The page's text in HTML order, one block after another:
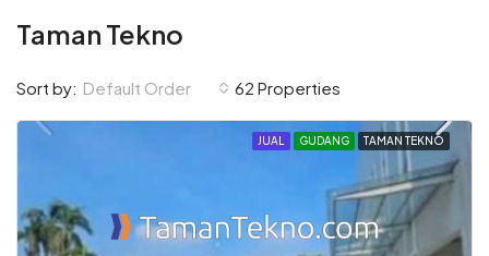
Taman Tekno
62 Properties
Sort by: Default Order
JUAL GUDANG TAMAN TEKNO